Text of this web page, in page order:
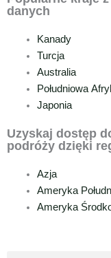
danych
Kanady
Turcja
Australia
Południowa
Japonia
Uzyskaj dostęp
podróży dzięki
Azja
Ameryka
Ameryka